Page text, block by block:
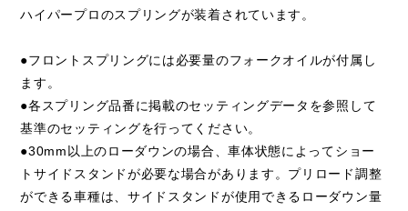
ハイパープロのスプリングが装着されています。
●フロントスプリングには必要量のフォークオイルが付属し
ます。
●各スプリング品番に掲載のセッティングデータを参照して
基準のセッティングを行ってください。
●30mm以上のローダウンの場合、車体状態によってショー
トサイドスタンドが必要な場合があります。プリロード調整
ができる車種は、サイドスタンドが使用できるローダウン量